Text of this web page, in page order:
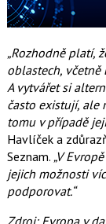
„Rozhodně platí,
oblastech,
A vytvářet si
často existují, ale
tomu v případě
Havlíček a
Seznam. „V
jejich možnosti
podporovat.“
Zdroj: Evropa v